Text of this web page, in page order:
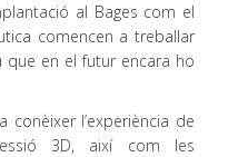
al Bages com el
comencen a treballar
en el futur encara ho
l’experiència de
3D, així com les